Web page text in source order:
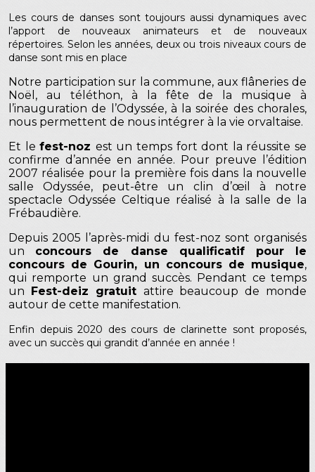
Les cours de danses sont toujours aussi dynamiques avec
l’apport de nouveaux animateurs et de nouveaux
répertoires. Selon les années, deux ou trois niveaux cours de
danse sont mis en place
Notre participation sur la commune, aux flâneries de
Noël, au téléthon, à la fête de la musique à
l’inauguration de l’Odyssée, à la soirée des chorales,
nous permettent de nous intégrer à la vie orvaltaise.
Et lefest-noz est un temps fort dont la réussite se
confirme d’année en année. Pour preuve l’édition
2007 réalisée pour la première fois dans la nouvelle
salle Odyssée, peut-être un clin d’œil à notre
spectacle Odyssée Celtique réalisé à la salle de la
Frébaudière.
Depuis 2005 l’après-midi du fest-noz sont organisés
un concours de danse qualificatif pour le
concours de Gourin, un concours de musique,
qui remporte un grand succès. Pendant ce temps
un Fest-deiz gratuit attire beaucoup de monde
autour de cette manifestation.
Enfin depuis 2020 des cours de clarinette sont proposés,
avec un succès qui grandit d’année en année !